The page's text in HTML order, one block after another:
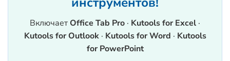
ВключаетOffice Tab Pro · Kutools for Excel ·
Kutools for Outlook· Kutools for Word · Kutools
for PowerPoint